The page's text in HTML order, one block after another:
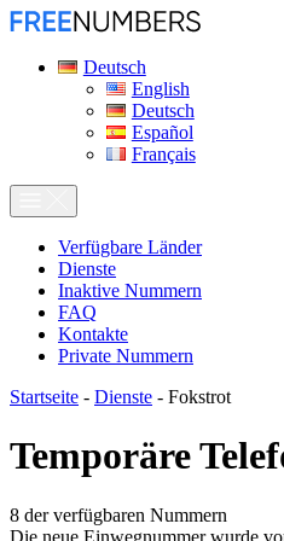
Deutsch
English
Deutsch
Español
Français
Verfügbare Länder
Dienste
Inaktive Nummern
FAQ
Kontakte
Private Nummern
Startseite - Dienste - Fokstrot
Temporäre
8 der verfügbaren Nummern
Die neue Einwegnummer wurde